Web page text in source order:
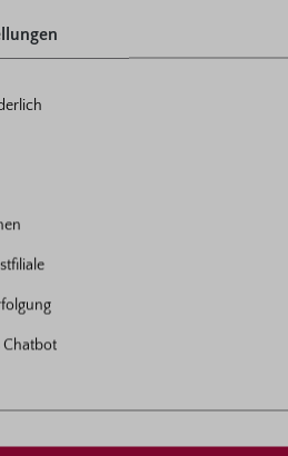
Ähnliche Produkte Kunden kauften auch
Chatbot